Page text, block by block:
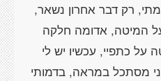
רק דבר אחרון נשאר,
המיטה, אדומה חלקה
על כתפיי, עכשיו יש לי
מסתכל במראה, בדמותי